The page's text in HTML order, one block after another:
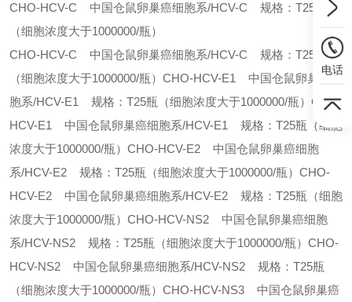
CHO-HCV-C 中国仓鼠卵巢癌细胞系/HCV-C 规格：T25瓶
（细胞浓度大于1000000/瓶）
CHO-HCV-C 中国仓鼠卵巢癌细胞系/HCV-C 规格：T25瓶
（细胞浓度大于1000000/瓶） CHO-HCV-E1 中国仓鼠卵巢癌细
胞系/HCV-E1 规格：T25瓶（细胞浓度大于1000000/瓶） CHO-
HCV-E1 中国仓鼠卵巢癌细胞系/HCV-E1 规格：T25瓶（细胞
浓度大于1000000/瓶） CHO-HCV-E2 中国仓鼠卵巢癌细胞
系/HCV-E2 规格：T25瓶（细胞浓度大于1000000/瓶） CHO-
HCV-E2 中国仓鼠卵巢癌细胞系/HCV-E2 规格：T25瓶（细胞
浓度大于1000000/瓶） CHO-HCV-NS2 中国仓鼠卵巢癌细胞
系/HCV-NS2 规格：T25瓶（细胞浓度大于1000000/瓶） CHO-
HCV-NS2 中国仓鼠卵巢癌细胞系/HCV-NS2 规格：T25瓶
（细胞浓度大于1000000/瓶） CHO-HCV-NS3 中国仓鼠卵巢癌
电话